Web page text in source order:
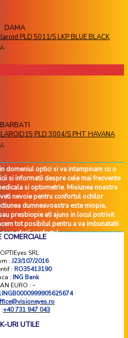
DAMA
PLD 5011/S LKP BLUE BLACK
BARBATI
PLD 3004/S PHT HAVANA
domeniul optici si va intampinam cu o
si informatii despre cele mai frecvente
si optometrie. Misiunea noastra
nevoie pentru confortul ochilor
dumneavoastra este miopie,
presbiopie ati ajuns in locul potrivit
tot posibilul pentru a va imbunatatii
va oferii confortul.
COMERCIALE
SRL
: J23/107/2016
: RO35413190
: ING Bank
EURO : -
+40 731 947 043
URI UTILE